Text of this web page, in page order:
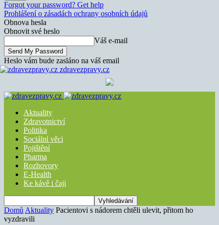
Forgot your password? Get help
Prohlášení o zásadách ochrany osobních údajů
Obnova hesla
Obnovit své heslo
Váš e-mail
Heslo vám bude zasláno na váš email
zdravezpravy.cz
Aktuality
Zdravotnictví
Politika
Sociální věci
Pojištění
Pharma
Rozhovory
E-Health
Ke kávě i čaji
Domů Aktuality Pacientovi s nádorem chtěli ulevit, přitom ho
vyzdravili